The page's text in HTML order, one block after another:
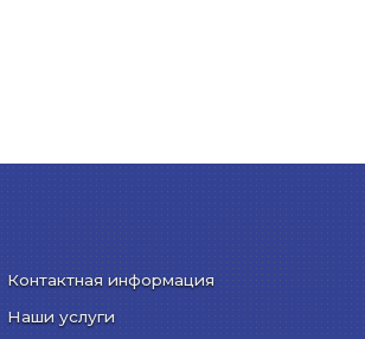
Контактная информация
Наши услуги